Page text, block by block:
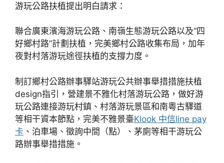
游玩公路扶植提出明白請求：
聯合廣東濱海游玩公路、南嶺生態游玩公路以及“四
好鄉村路”計劃扶植，完美鄉村公路收集布局，加年
夜對村落游玩途徑扶植的支撐力度。
制訂鄉村公路辦事驛站游玩公共辦事舉措措施扶植
design指引，營建景不雅化村落游玩公路，做好游
玩公路連接游玩村鎮、村落游玩景區和南粵古驛道
等相干資本節點，完美不雅景臺Klook 中信line pay
卡 、泊車場、徵詢中間（點）、茅廁等相干游玩公
路辦事舉措措施。